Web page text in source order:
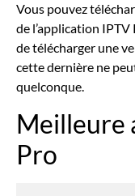
Vous pouvez
de l’application
de télécharger une
cette dernière ne
quelconque.
Meilleure
Pro